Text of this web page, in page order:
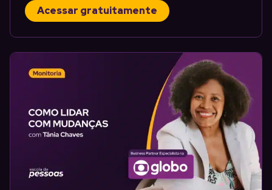
Acessar gratuitamente